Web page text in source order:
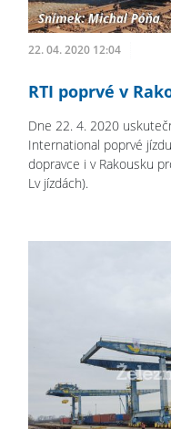
22. 04. 2020 12:04
RTI poprvé v
Dne 22. 4. 2020
International poprvé
dopravce i v Rakousku
Lv jízdách).